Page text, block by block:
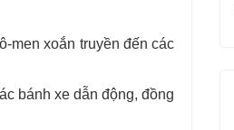
men xoắn truyền đến các
bánh xe dẫn động, đồng